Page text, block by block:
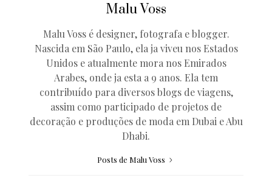
Malu Voss
Malu Voss é designer, fotografa e blogger.
Nascida em São Paulo, ela ja viveu nos Estados
Unidos e atualmente mora nos Emirados
Arabes, onde ja esta a 9 anos. Ela tem
contribuído para diversos blogs de viagens,
assim como participado de projetos de
decoração e produções de moda em Dubai e Abu
Dhabi.
Posts de Malu Voss